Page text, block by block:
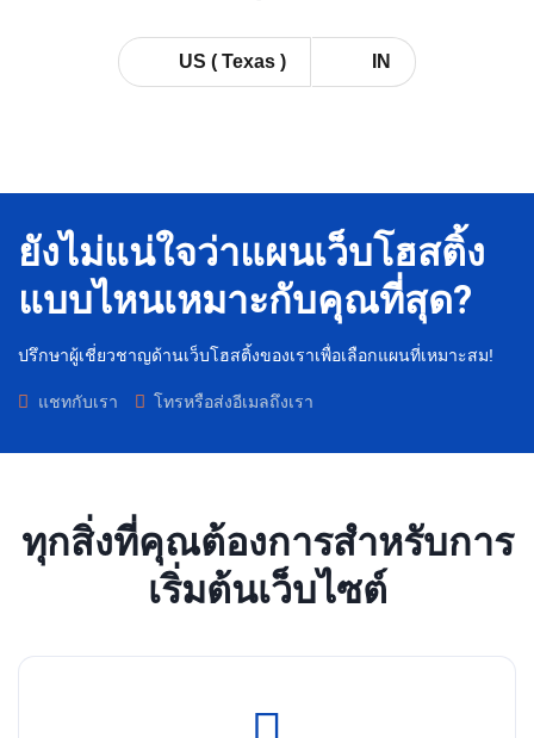
US ( Texas ) IN
ยังไม่แน่ใจว่าแผนเว็บโฮสติ้ง
แบบไหนเหมาะกับคุณที่สุด?
ปรึกษาผู้เชี่ยวชาญด้านเว็บโฮสติ้งของเราเพื่อเลือกแผนที่เหมาะสม!
แชทกับเรา โทรหรือส่งอีเมลถึงเรา
ทุกสิ่งที่คุณต้องการสำหรับการ
เริ่มต้นเว็บไซต์